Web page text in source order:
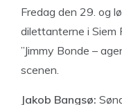
Fredag den 29. og
dilettanterne i Siem
”Jimmy Bonde –
scenen.
Jakob Bangsø: